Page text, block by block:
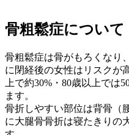
骨粗鬆症について
骨粗鬆症は骨がもろくなり
に閉経後の女性はリスクが
上で約30%・80歳以上では
ます。
骨折しやすい部位は背骨（
に大腿骨骨折は寝たきりの